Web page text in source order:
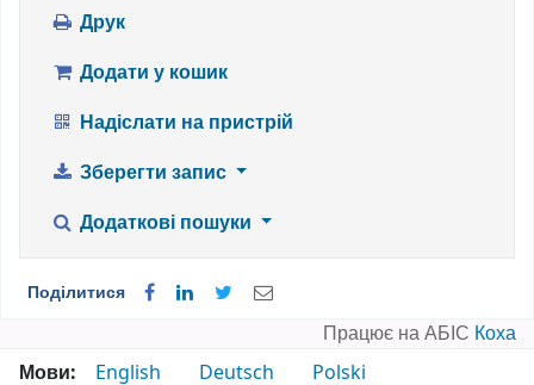
Друк
Додати у кошик
Надіслати на пристрій
Зберегти запис
Додаткові пошуки
Поділитися
Працює на АБІС Коха
Мови:
English Deutsch Polski